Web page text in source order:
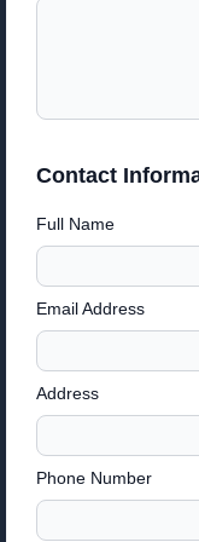
Contact
Full Name
Email Address
Address
Phone Number